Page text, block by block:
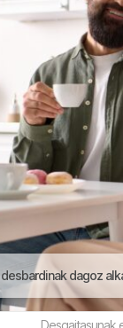
dagoz